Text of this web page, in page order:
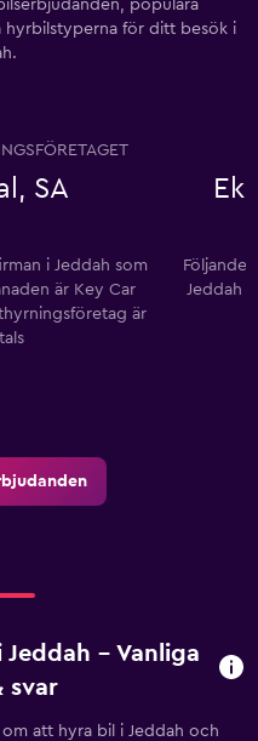
populära
hyrbilstyperna för ditt besök i
SA
i Jeddah som
är Key Car
är
Följande
Jeddah
– Vanliga
svar
att hyra bil i Jeddah och